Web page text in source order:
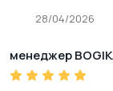
28/04/2026
менеджер